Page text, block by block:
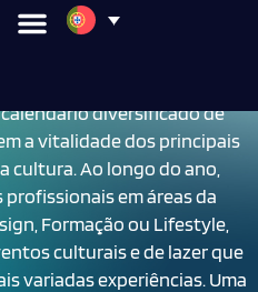
diversificado de
a vitalidade dos principais
cultura. Ao longo do ano,
em áreas da
Formação ou Lifestyle,
culturais e de lazer que
variadas experiências. Uma